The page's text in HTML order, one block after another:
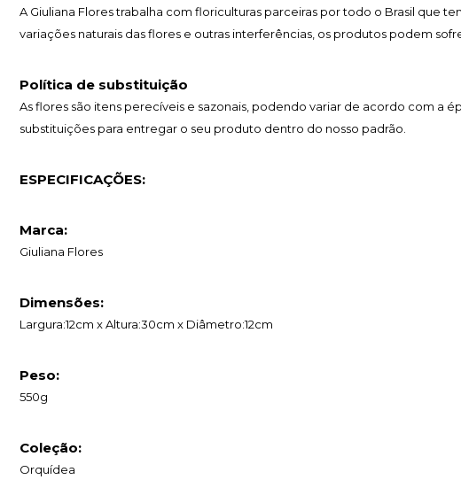
A Giuliana Flores trabalha com floriculturas parceiras por todo o Brasil que
variações naturais das flores e outras interferências, os produtos podem
Política de substituição
As flores são itens perecíveis e sazonais, podendo variar de acordo com a
substituições para entregar o seu produto dentro do nosso padrão.
ESPECIFICAÇÕES:
Marca:
Giuliana Flores
Dimensões:
Largura:12cm x Altura:30cm x Diâmetro:12cm
Peso:
550g
Coleção:
Orquídea